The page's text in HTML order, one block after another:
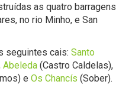
as quatro barragens
no rio Minho, e San
seguintes cais: Santo
Abeleda (Castro Caldelas),
e Os Chancís (Sober).